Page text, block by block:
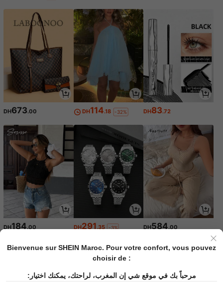
DH673.00 DH114.18 -32% DH83.72
DH184.00 DH291.35 -3% DH584.00
Bienvenue sur SHEIN Maroc. Pour votre confort, vous pouvez
choisir de :
مرحباً بك في موقع شي إن المغرب، لراحتك، يمكنك اختيار: